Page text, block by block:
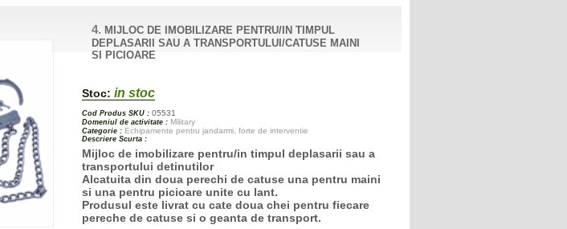
4. MIJLOC DE IMOBILIZARE PENTRU/IN TIMPUL
DEPLASARII SAU A TRANSPORTULUI/CATUSE MAINI
SI PICIOARE
Stoc: in stoc
Cod Produs SKU : 05531
Domeniul de activitate : Military
Categorie : Echipamente pentru jandarmi, forte de interventie
Descriere Scurta :
Mijloc de imobilizare pentru/in timpul deplasarii sau a
transportului detinutilor
Alcatuita din doua perechi de catuse una pentru maini
si una pentru picioare unite cu lant.
Produsul este livrat cu cate doua chei pentru fiecare
pereche de catuse si o geanta de transport.